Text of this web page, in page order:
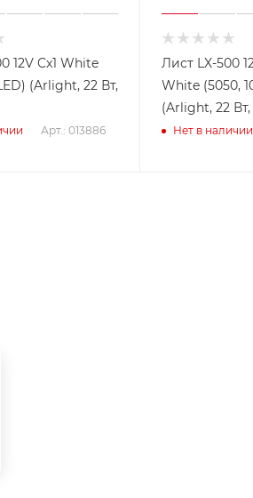
12V Cx1 White
(Arlight, 22 Вт,
Арт.: 013886
Лист LX-500
White (5050,
(Arlight, 22 Вт,
Нет в наличии